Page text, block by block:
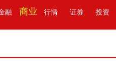
融 商业 行情 证券 投资